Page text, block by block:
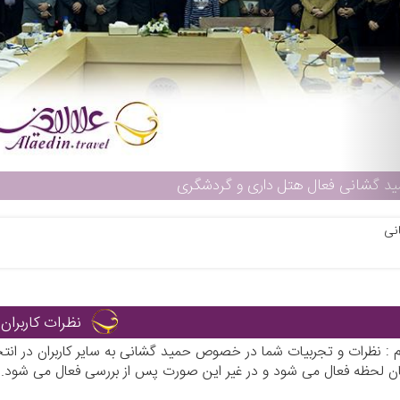
گشانی فعال هتل داری و گردشگری
نظرات کاربران
: نظرات و تجربیات شما در خصوص حمید گشانی به سایر کاربران
لحظه فعال می شود و در غیر این صورت پس از بررسی فعال می شود.